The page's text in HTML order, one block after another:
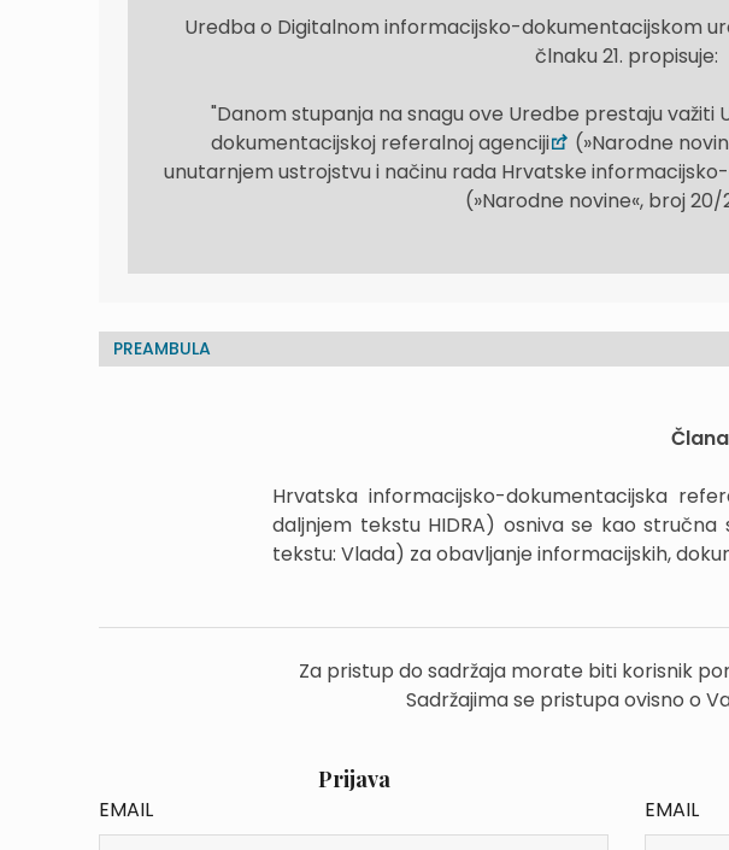
Uredba o Digitalnom informacijsko-dokumentacijskom
člnaku 21. propisuje:
"Danom stupanja na snagu ove Uredbe prestaju
dokumentacijskoj referalnoj agenciji
(»Narodne
unutarnjem ustrojstvu i načinu rada Hrvatske
(»Narodne novine«, broj 20/
PREAMBULA
Hrvatska informacijsko-dokumentacijska
daljnjem tekstu HIDRA) osniva se kao
tekstu: Vlada) za obavljanje informacijskih,
Za pristup do sadržaja morate biti korisnik
Sadržajima se pristupa ovisno o
Prijava
EMAIL EMAIL